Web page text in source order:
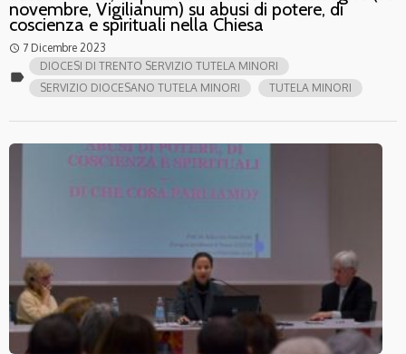
novembre, Vigilianum) su abusi di potere, di
coscienza e spirituali nella Chiesa
access_time 7 Dicembre 2023
label
DIOCESI DI TRENTO SERVIZIO TUTELA MINORI
SERVIZIO DIOCESANO TUTELA MINORI
TUTELA MINORI